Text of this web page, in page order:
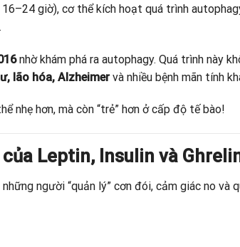
giờ), cơ thể kích hoạt quá trình
.
nhờ khám phá ra autophagy. Quá trình này
lão hóa, Alzheimervà nhiều bệnh mãn tính
nhẹ hơn, mà còn “trẻ” hơn ở cấp độ tế bào!
Leptin, Insulin và
người “quản lý” cơn đói, cảm giác no và